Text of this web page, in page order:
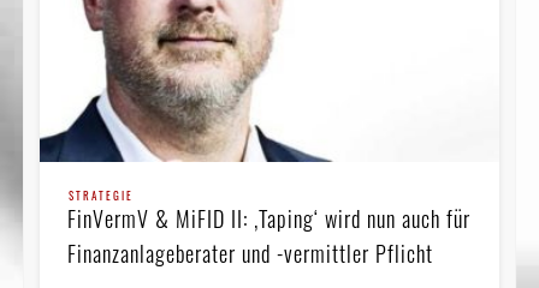
STRATEGIE
FinVermV & MiFID II: ‚Taping‘ wird nun auch für
Finanzanlage­berater und -vermittler Pflicht